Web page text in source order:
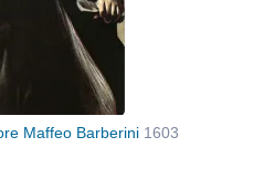
Maffeo Barberini 1603